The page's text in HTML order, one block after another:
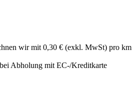
wir mit 0,30 € (exkl. MwSt) pro km
Abholung mit EC-/Kreditkarte